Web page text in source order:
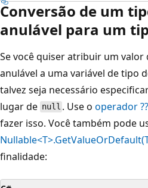
Conversão de um
anulável para um
Se você quiser atribuir um
anulável a uma variável de tipo
talvez seja necessário
lugar de null . Use ooperador
fazer isso. Você também pode
finalidade: